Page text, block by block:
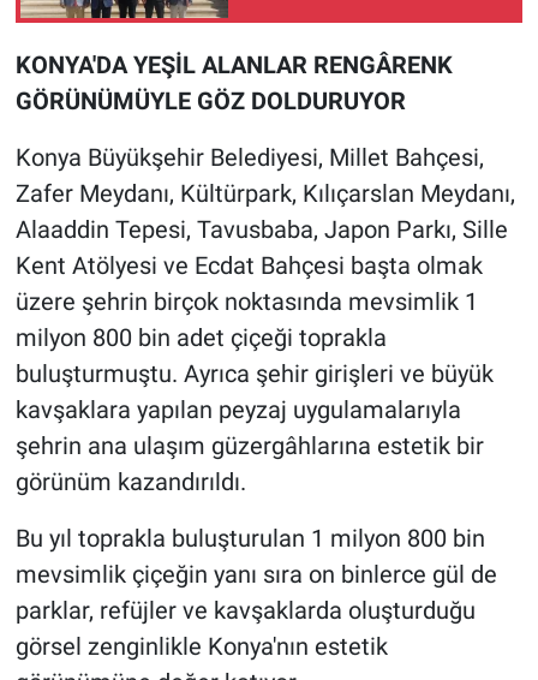
KONYA'DA YEŞİL ALANLAR RENGÂRENK
GÖRÜNÜMÜYLE GÖZ DOLDURUYOR
Konya Büyükşehir Belediyesi, Millet Bahçesi,
Zafer Meydanı, Kültürpark, Kılıçarslan Meydanı,
Alaaddin Tepesi, Tavusbaba, Japon Parkı, Sille
Kent Atölyesi ve Ecdat Bahçesi başta olmak
üzere şehrin birçok noktasında mevsimlik 1
milyon 800 bin adet çiçeği toprakla
buluşturmuştu. Ayrıca şehir girişleri ve büyük
kavşaklara yapılan peyzaj uygulamalarıyla
şehrin ana ulaşım güzergâhlarına estetik bir
görünüm kazandırıldı.
Bu yıl toprakla buluşturulan 1 milyon 800 bin
mevsimlik çiçeğin yanı sıra on binlerce gül de
parklar, refüjler ve kavşaklarda oluşturduğu
görsel zenginlikle Konya'nın estetik